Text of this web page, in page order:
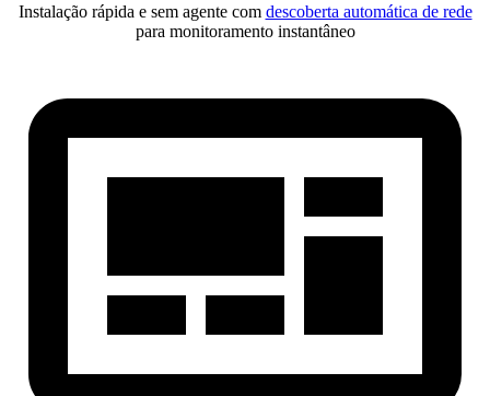
Instalação rápida e sem agente com descoberta automática de rede
para monitoramento instantâneo